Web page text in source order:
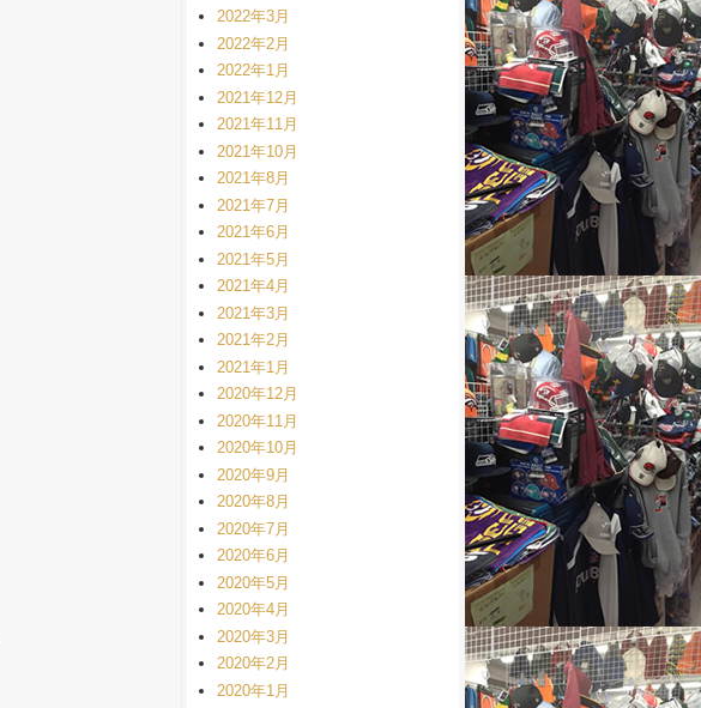
2022年3月
2022年2月
2022年1月
2021年12月
2021年11月
2021年10月
2021年8月
2021年7月
2021年6月
2021年5月
2021年4月
2021年3月
2021年2月
2021年1月
2020年12月
2020年11月
2020年10月
2020年9月
2020年8月
2020年7月
2020年6月
2020年5月
2020年4月
2020年3月
2020年2月
2020年1月